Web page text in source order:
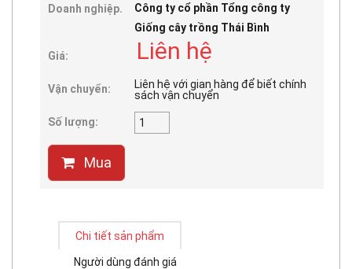
Doanh nghiệp.
Công ty cổ phần Tổng công ty
Giống cây trồng Thái Bình
Giá: Liên hệ
Vận chuyển:
Liên hệ với gian hàng để biết chính
sách vận chuyển
Số lượng:
Mua
Chi tiết sản phẩm
Người dùng đánh giá